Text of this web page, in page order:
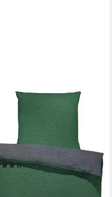
HOME
Wende Melange,
2 teilig, meliert,
kuschelig warm
Biber Winter
(15)
€ 29,90 €